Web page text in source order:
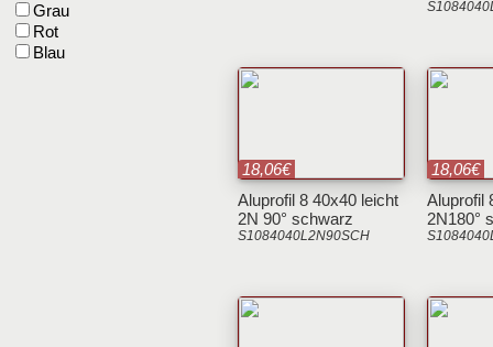
Aluprofil 8 40x40 leicht
2N 90° schwarz
S1084040L2N90SCH
18,06€
Aluprofil
2N180°
18,06€
Grau
Rot
Blau